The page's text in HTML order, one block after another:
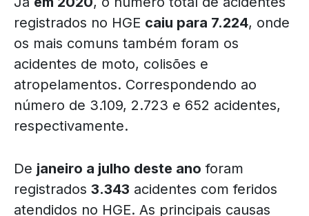
registrados no HGE caiu para 7.224, onde
os mais comuns também foram os
acidentes de moto, colisões e
atropelamentos. Correspondendo ao
número de 3.109, 2.723 e 652 acidentes,
respectivamente.
De janeiro a julho deste ano foram
registrados 3.343 acidentes com feridos
atendidos no HGE. As principais causas